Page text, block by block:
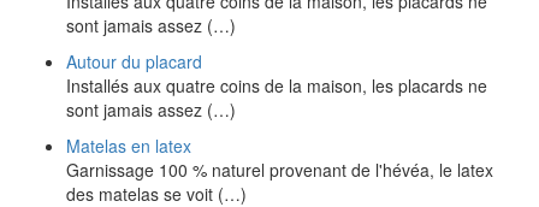
sont jamais assez (…)
Autour du placard
Installés aux quatre coins de la maison, les placards ne
sont jamais assez (…)
Matelas en latex
Garnissage 100 % naturel provenant de l'hévéa, le latex
des matelas se voit (…)